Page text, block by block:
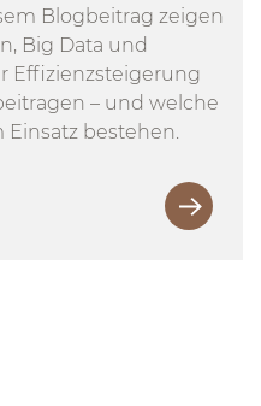
Blogbeitrag zeigen
Big Data und
Effizienzsteigerung
– und welche
bestehen.